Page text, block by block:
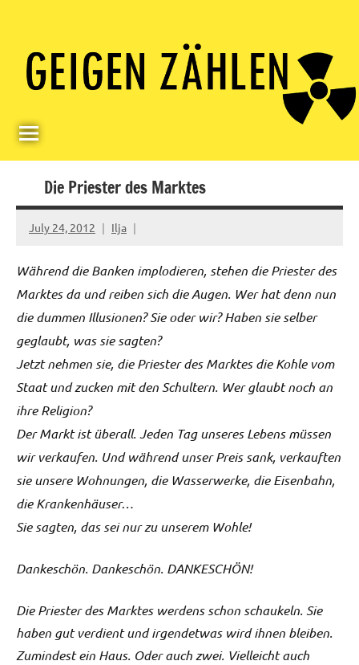
contentGeigerzähler
Die Priester des Marktes
July 24, 2012 Ilja
Während die Banken implodieren, stehen die Priester des
Marktes da und reiben sich die Augen. Wer hat denn nun
die dummen Illusionen? Sie oder wir? Haben sie selber
geglaubt, was sie sagten?
Jetzt nehmen sie, die Priester des Marktes die Kohle vom
Staat und zucken mit den Schultern. Wer glaubt noch an
ihre Religion?
Der Markt ist überall. Jeden Tag unseres Lebens müssen
wir verkaufen. Und während unser Preis sank, verkauften
sie unsere Wohnungen, die Wasserwerke, die Eisenbahn,
die Krankenhäuser…
Sie sagten, das sei nur zu unserem Wohle!
Dankeschön. Dankeschön. DANKESCHÖN!
Die Priester des Marktes werdens schon schaukeln. Sie
haben gut verdient und irgendetwas wird ihnen bleiben.
Zumindest ein Haus. Oder auch zwei. Vielleicht auch